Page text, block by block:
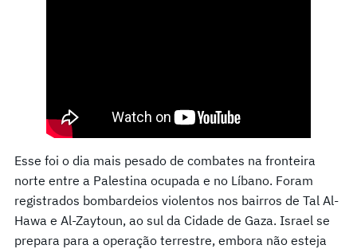
Esse foi o dia mais pesado de combates na fronteira
norte entre a Palestina ocupada e no Líbano. Foram
registrados bombardeios violentos nos bairros de Tal Al-
Hawa e Al-Zaytoun, ao sul da Cidade de Gaza. Israel se
prepara para a operação terrestre, embora não esteja